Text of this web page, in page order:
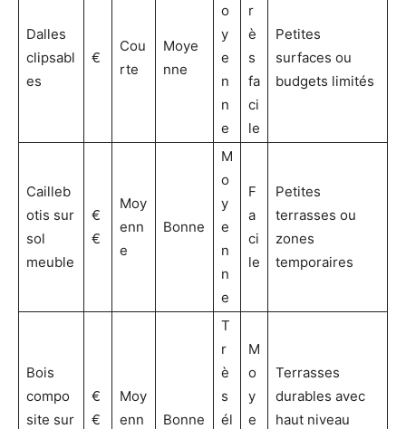
Dalles
clipsabl
es
€
Cou
rte
Moye
nne
o
y
e
n
n
e
r
è
s
fa
ci
le
Petites
surfaces ou
budgets limités
Cailleb
otis sur
sol
meuble
€
€
Moy
enn
e
Bonne
M
o
y
e
n
n
e
F
a
ci
le
Petites
terrasses ou
zones
temporaires
Bois
compo
site sur
€
€
Moy
enn
Bonne
T
r
è
s
él
M
o
y
e
Terrasses
durables avec
haut niveau